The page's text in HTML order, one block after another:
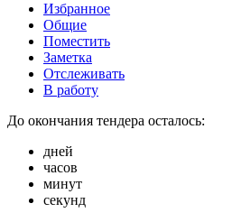
Избранное
Общие
Поместить
Заметка
Отслеживать
В работу
До окончания тендера осталось:
дней
часов
минут
секунд